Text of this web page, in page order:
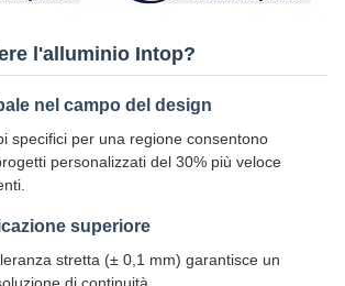
l'alluminio Intop?
nel campo del design
specifici per una regione consentono
personalizzati del 30% più veloce
superiore
stretta (± 0,1 mm) garantisce un